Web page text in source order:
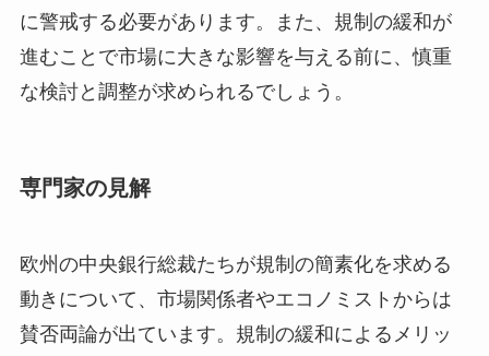
に警戒する必要があります。また、規制の緩和が
進むことで市場に大きな影響を与える前に、慎重
な検討と調整が求められるでしょう。
専門家の見解
欧州の中央銀行総裁たちが規制の簡素化を求める
動きについて、市場関係者やエコノミストからは
賛否両論が出ています。規制の緩和によるメリッ